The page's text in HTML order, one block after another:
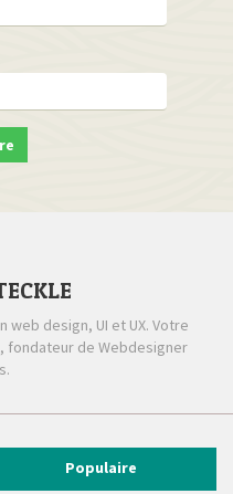
design, UI et UX. Votre
fondateur de Webdesigner
Populaire